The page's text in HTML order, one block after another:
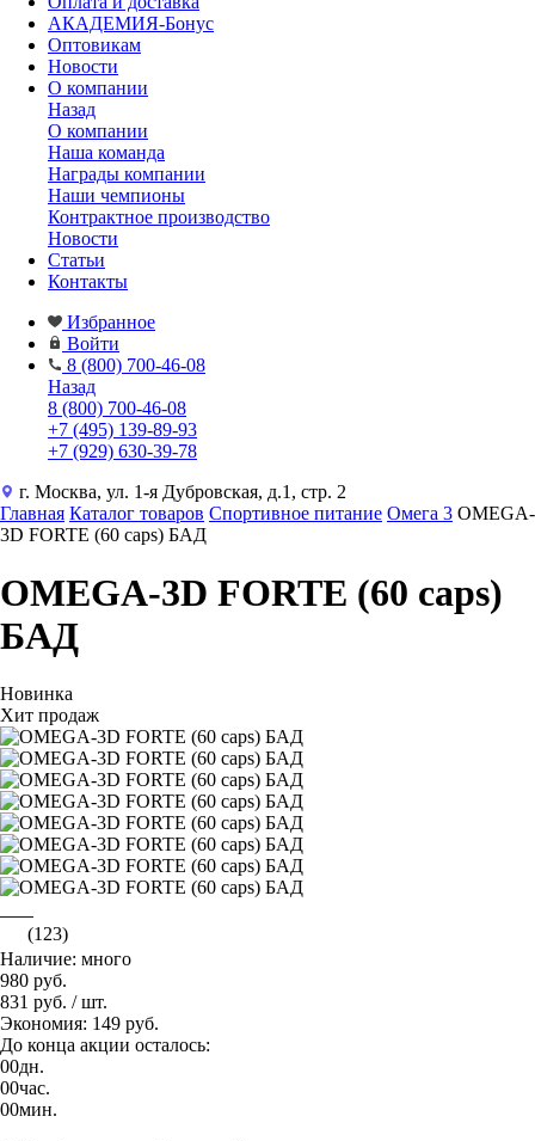
АКАДЕМИЯ-Бонус
Оптовикам
Новости
О компании
Назад
О компании
Наша команда
Награды компании
Наши чемпионы
Контрактное производство
Новости
Статьи
Контакты
Избранное
Войти
8 (800) 700-46-08
Назад
8 (800) 700-46-08
+7 (495) 139-89-93
+7 (929) 630-39-78
г. Москва, ул. 1-я Дубровская, д.1, стр. 2
Главная Каталог товаров Спортивное питание Омега 3 OMEGA-
3D FORTE (60 caps) БАД
OMEGA-3D FORTE (60 caps)
БАД
Новинка
Хит продаж
(123)
Наличие: много
980 руб.
831 руб. / шт.
Экономия: 149 руб.
До конца акции осталось:
00дн.
00час.
00мин.